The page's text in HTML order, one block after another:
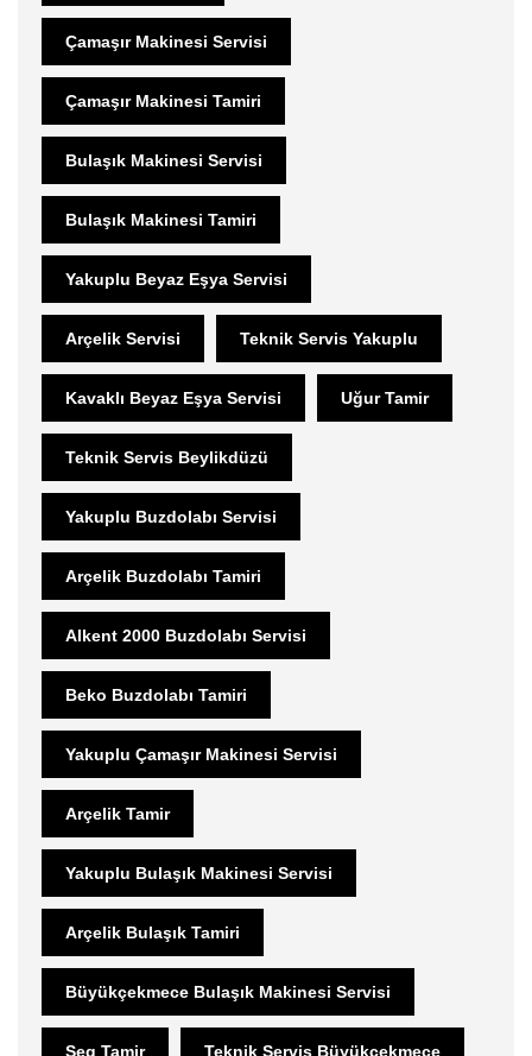
Çamaşır Makinesi Servisi
Çamaşır Makinesi Tamiri
Bulaşık Makinesi Servisi
Bulaşık Makinesi Tamiri
Yakuplu Beyaz Eşya Servisi
Arçelik Servisi Teknik Servis Yakuplu
Kavaklı Beyaz Eşya Servisi Uğur Tamir
Teknik Servis Beylikdüzü
Yakuplu Buzdolabı Servisi
Arçelik Buzdolabı Tamiri
Alkent 2000 Buzdolabı Servisi
Beko Buzdolabı Tamiri
Yakuplu Çamaşır Makinesi Servisi
Arçelik Tamir
Yakuplu Bulaşık Makinesi Servisi
Arçelik Bulaşık Tamiri
Büyükçekmece Bulaşık Makinesi Servisi
Seg Tamir Teknik Servis Büyükçekmece